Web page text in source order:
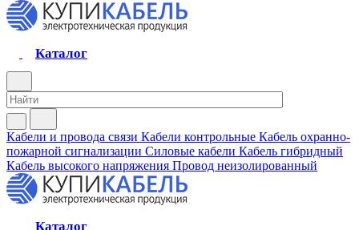
Каталог
Кабели и провода связи Кабели контрольные Кабель охранно-
пожарной сигнализации Силовые кабели Кабель гибридный
Кабель высокого напряжения Провод неизолированный
Каталог